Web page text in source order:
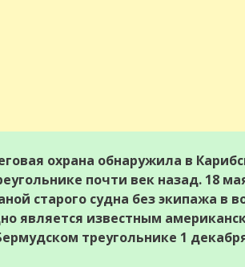
охрана обнаружила в
почти век назад. 18
старого судна без экипажа в
является известным
треугольнике 1